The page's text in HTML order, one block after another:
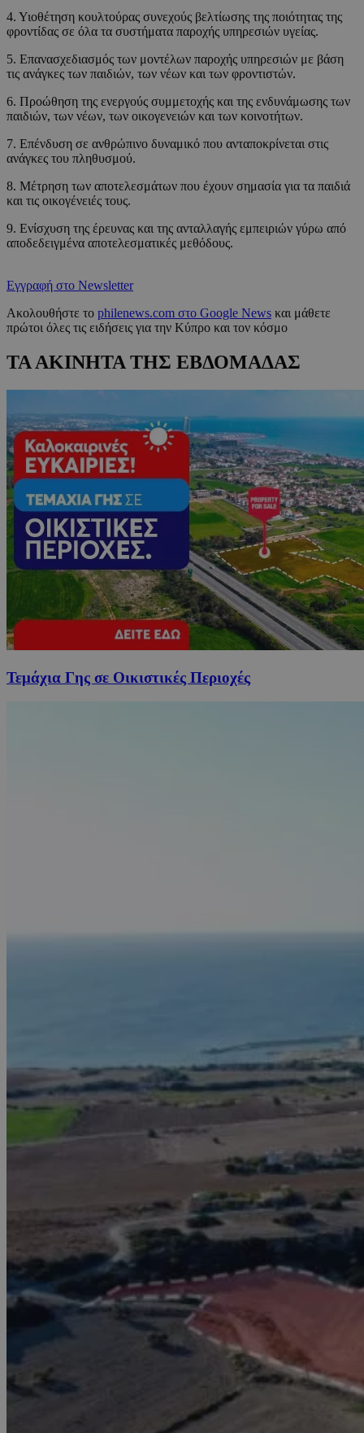
4. Υιοθέτηση κουλτούρας συνεχούς βελτίωσης της ποιότητας της
φροντίδας σε όλα τα συστήματα παροχής υπηρεσιών υγείας.
5. Επανασχεδιασμός των μοντέλων παροχής υπηρεσιών με βάση
τις ανάγκες των παιδιών, των νέων και των φροντιστών.
6. Προώθηση της ενεργούς συμμετοχής και της ενδυνάμωσης των
παιδιών, των νέων, των οικογενειών και των κοινοτήτων.
7. Επένδυση σε ανθρώπινο δυναμικό που ανταποκρίνεται στις
ανάγκες του πληθυσμού.
8. Μέτρηση των αποτελεσμάτων που έχουν σημασία για τα παιδιά
και τις οικογένειές τους.
9. Ενίσχυση της έρευνας και της ανταλλαγής εμπειριών γύρω από
αποδεδειγμένα αποτελεσματικές μεθόδους.
Εγγραφή στο Newsletter
Ακολουθήστε το philenews.com στο Google News και μάθετε
πρώτοι όλες τις ειδήσεις για την Κύπρο και τον κόσμο
ΤΑ ΑΚΙΝΗΤΑ ΤΗΣ ΕΒΔΟΜΑΔΑΣ
Τεμάχια Γης σε Οικιστικές Περιοχές